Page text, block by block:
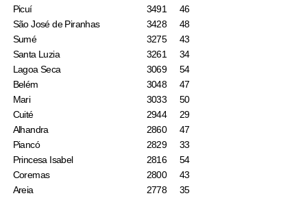
Picuí
3491
46
São José de Piranhas
3428
48
Sumé
3275
43
Santa Luzia
3261
34
Lagoa Seca
3069
54
Belém
3048
47
Mari
3033
50
Cuité
2944
29
Alhandra
2860
47
Piancó
2829
33
Princesa Isabel
2816
54
Coremas
2800
43
Areia
2778
35